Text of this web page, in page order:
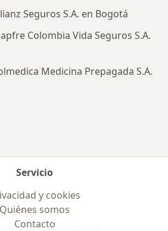
Seguros S.A. en Bogotá
Colombia Vida Seguros S.A.
Medicina Prepagada S.A.
Servicio
y cookies
Quiénes somos
Contacto